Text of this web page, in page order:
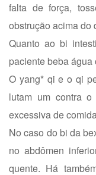
falta de força,
obstrução acima do
Quanto ao bi
paciente beba água
O yang* qi e o qi
lutam um contra o
excessiva de
No caso do bi da
no abdômen
quente. Há